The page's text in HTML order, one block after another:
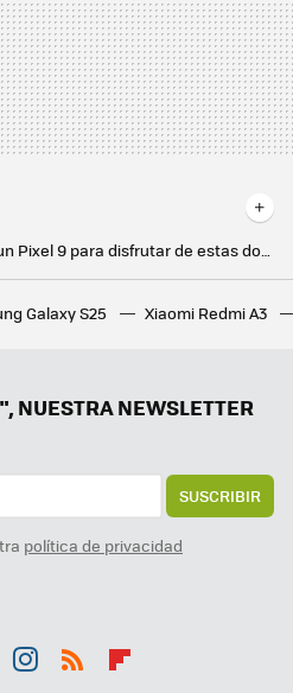
Si tienes un Samsung y quieres aprovechar al máximo sus cámaras, esta app lo cambia todo. Averigua si el tuyo es compatible
De haberlo sabido, me habría esperado para comprar este ratón gaming que uso a diario y que ahora sale más barato en PcComponentes
Galaxy S25 Xiaomi Redmi A3
NEWSLETTER
SUSCRIBIR
política de privacidad